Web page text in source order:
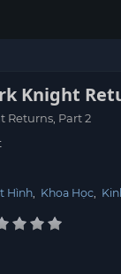
Knight
Returns, Part 2
Hình, Khoa Học,